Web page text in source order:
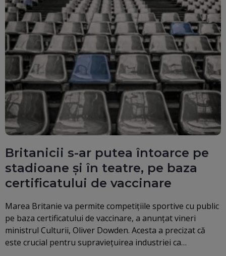
Britanicii s-ar putea întoarce pe
stadioane și în teatre, pe baza
certificatului de vaccinare
Marea Britanie va permite competițiile sportive cu public
pe baza certificatului de vaccinare, a anunțat vineri
ministrul Culturii, Oliver Dowden. Acesta a precizat că
este crucial pentru supraviețuirea industriei ca…